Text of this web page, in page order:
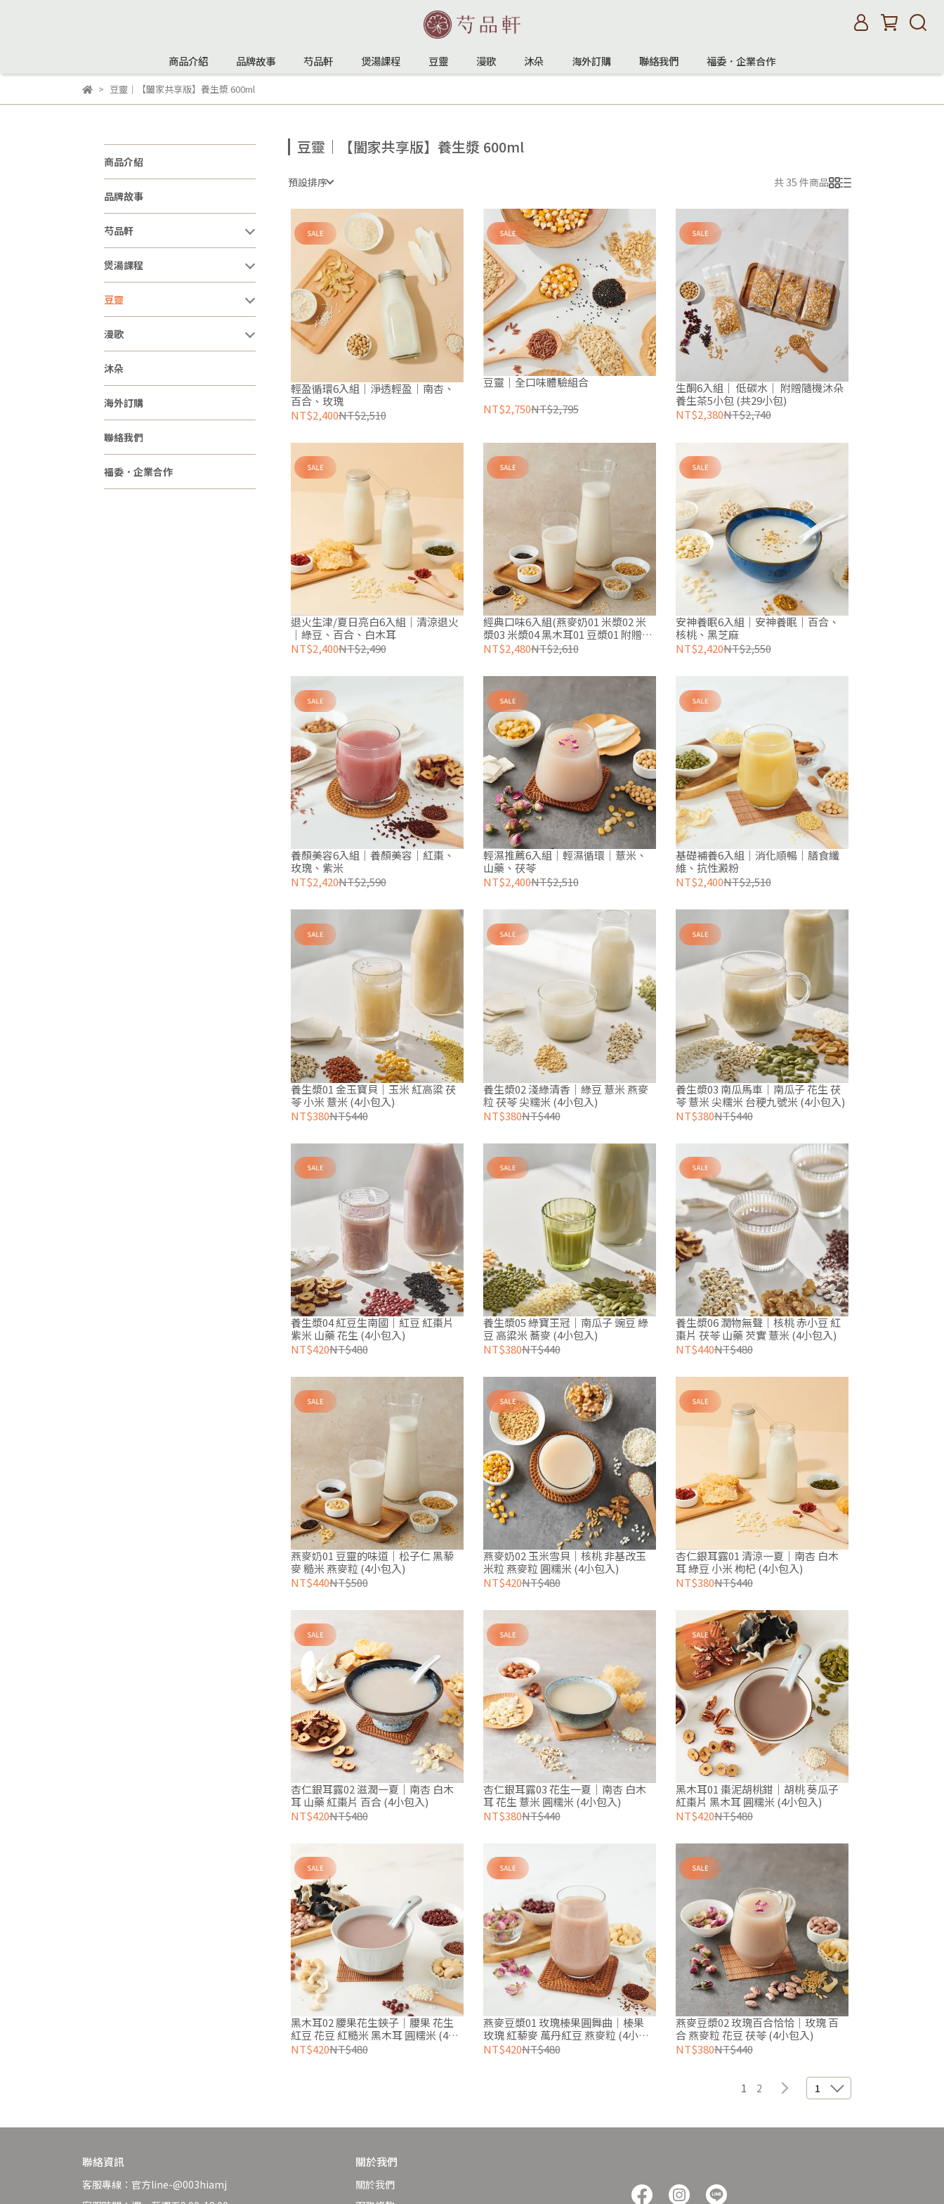
商品介紹 品牌故事 芍品軒 煲湯課程 豆靈 漫歌 沐朵 海外訂購 聯絡我們 福委．企業合作
豆靈｜【闔家共享版】養生漿 600ml
商品介紹
品牌故事
芍品軒
煲湯課程
豆靈
漫歌
沐朵
海外訂購
聯絡我們
福委．企業合作
豆靈｜【闔家共享版】養生漿 600ml
預設排序 共 35 件商品
輕盈循環6入組｜淨透輕盈｜南杏、
百合、玫瑰
NT$2,400NT$2,510
豆靈｜全口味體驗組合
NT$2,750NT$2,795
生酮6入組｜ 低碳水｜ 附贈隨機沐朵
養生茶5小包 (共29小包)
NT$2,380NT$2,740
退火生津/夏日亮白6入組｜清涼退火
｜綠豆、百合、白木耳
NT$2,400NT$2,490
經典口味6入組(燕麥奶01 米漿02 米
漿03 米漿04 黑木耳01 豆漿01 附贈隨
機養生原片花草茶1包)
NT$2,480NT$2,610
安神養眠6入組｜安神養眠｜百合、
核桃、黑芝麻
NT$2,420NT$2,550
養顏美容6入組｜養顏美容｜紅棗、
玫瑰、紫米
NT$2,420NT$2,590
輕濕推薦6入組｜輕濕循環｜薏米、
山藥、茯苓
NT$2,400NT$2,510
基礎補養6入組｜消化順暢｜膳食纖
維、抗性澱粉
NT$2,400NT$2,510
養生漿01 金玉寶貝｜玉米 紅高粱 茯
苓 小米 薏米 (4小包入)
NT$380NT$440
養生漿02 淺綠清香｜綠豆 薏米 燕麥
粒 茯苓 尖糯米 (4小包入)
NT$380NT$440
養生漿03 南瓜馬車｜南瓜子 花生 茯
苓 薏米 尖糯米 台稉九號米 (4小包入)
NT$380NT$440
養生漿04 紅豆生南國｜紅豆 紅棗片
紫米 山藥 花生 (4小包入)
NT$420NT$480
養生漿05 綠寶王冠｜南瓜子 豌豆 綠
豆 高粱米 蕎麥 (4小包入)
NT$380NT$440
養生漿06 潤物無聲｜核桃 赤小豆 紅
棗片 茯苓 山藥 芡實 薏米 (4小包入)
NT$440NT$480
燕麥奶01 豆靈的味道｜松子仁 黑藜
麥 糙米 燕麥粒 (4小包入)
NT$440NT$500
燕麥奶02 玉米雪貝｜核桃 非基改玉
米粒 燕麥粒 圓糯米 (4小包入)
NT$420NT$480
杏仁銀耳露01 清涼一夏｜南杏 白木
耳 綠豆 小米 枸杞 (4小包入)
NT$380NT$440
杏仁銀耳露02 滋潤一夏｜南杏 白木
耳 山藥 紅棗片 百合 (4小包入)
NT$420NT$480
杏仁銀耳露03 花生一夏｜南杏 白木
耳 花生 薏米 圓糯米 (4小包入)
NT$380NT$440
黑木耳01 棗泥胡桃鉗｜胡桃 葵瓜子
紅棗片 黑木耳 圓糯米 (4小包入)
NT$420NT$480
黑木耳02 腰果花生鋏子｜腰果 花生
紅豆 花豆 紅糙米 黑木耳 圓糯米 (4小
包入)
NT$420NT$480
燕麥豆漿01 玫瑰榛果圓舞曲｜榛果
玫瑰 紅藜麥 萬丹紅豆 燕麥粒 (4小包
入)
NT$420NT$480
燕麥豆漿02 玫瑰百合恰恰｜玫瑰 百
合 燕麥粒 花豆 茯苓 (4小包入)
NT$380NT$440
1 2 1
聯絡資訊
客服專線：官方line-@003hiamj
關於我們
關於我們